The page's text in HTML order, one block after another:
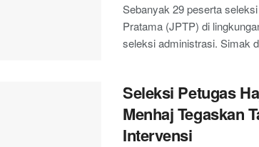
Sebanyak 29 peserta
Pratama (JPTP) di
seleksi administrasi. Simak
Seleksi Petugas
Menhaj Tegaskan
Intervensi